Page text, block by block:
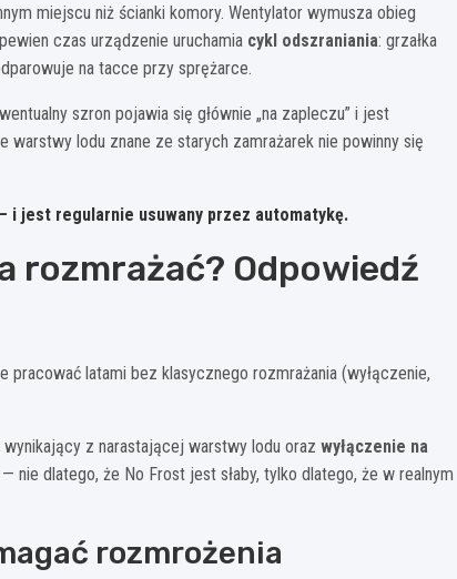
miejscu niż ścianki komory. Wentylator wymusza obieg
czas urządzenie uruchamia cykl odszraniania: grzałka
na tacce przy sprężarce.
szron pojawia się głównie „na zapleczu” i jest
warstwy lodu znane ze starych zamrażarek nie powinny się
i jest regularnie usuwany przez automatykę.
rozmrażać? Odpowiedź
pracować latami bez klasycznego rozmrażania (wyłączenie,
z narastającej warstwy lodu oraz wyłączenie na
nie dlatego, że No Frost jest słaby, tylko dlatego, że w realnym
rozmrożenia